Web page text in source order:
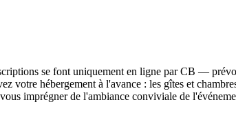
se font uniquement en ligne par CB —
votre hébergement à l'avance : les gîtes et
imprégner de l'ambiance conviviale de